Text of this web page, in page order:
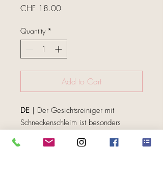
CHF 18.00Price
Quantity *
Add to Cart
DE | Der Gesichtsreiniger mit
Schneckenschleim ist besonders
und empfindlicher Haut.